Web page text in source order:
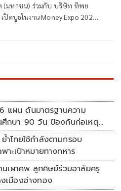
(มหาชน) ร่วมกับ บริษัท ทิพย
ดบูธในงาน Money Expo 2026
แผน ดันมาตรฐานความ
กษา 90 วัน ป้องกันก่อเหตุ
ำไทยใช้กำลังตามกรอบ
าะเป้าหมายทางทหาร
นเผาศพ ลูกศิษย์ร่วมอาลัยครู
เมืองอ่างทอง